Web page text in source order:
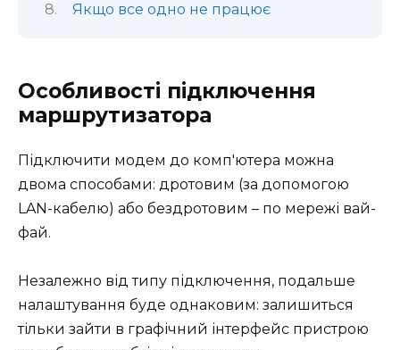
Якщо все одно не працює
Особливості підключення
маршрутизатора
Підключити модем до комп'ютера можна
двома способами: дротовим (за допомогою
LAN-кабелю) або бездротовим – по мережі вай-
фай.
Незалежно від типу підключення, подальше
налаштування буде однаковим: залишиться
тільки зайти в графічний інтерфейс пристрою